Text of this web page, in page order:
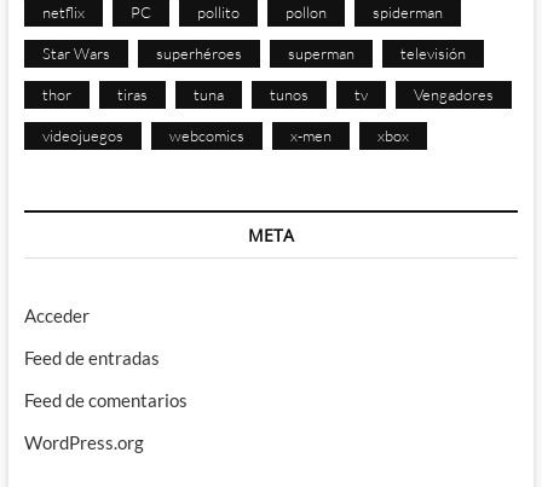
netflix PC pollito pollon spiderman
Star Wars superhéroes superman televisión
thor tiras tuna tunos tv Vengadores
videojuegos webcomics x-men xbox
META
Acceder
Feed de entradas
Feed de comentarios
WordPress.org